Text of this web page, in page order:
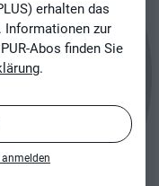
erhalten das
Informationen zur
Abos finden Sie
.
anmelden